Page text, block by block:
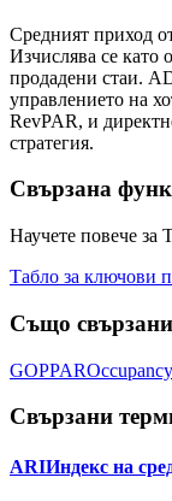
Средният приход
Изчислява се като
продадени стаи.
управлението на
RevPAR, и
стратегия.
Свързана
Научете повече за
Табло за ключови
Също
GOPPAR
Свързани
ARIИндекс на